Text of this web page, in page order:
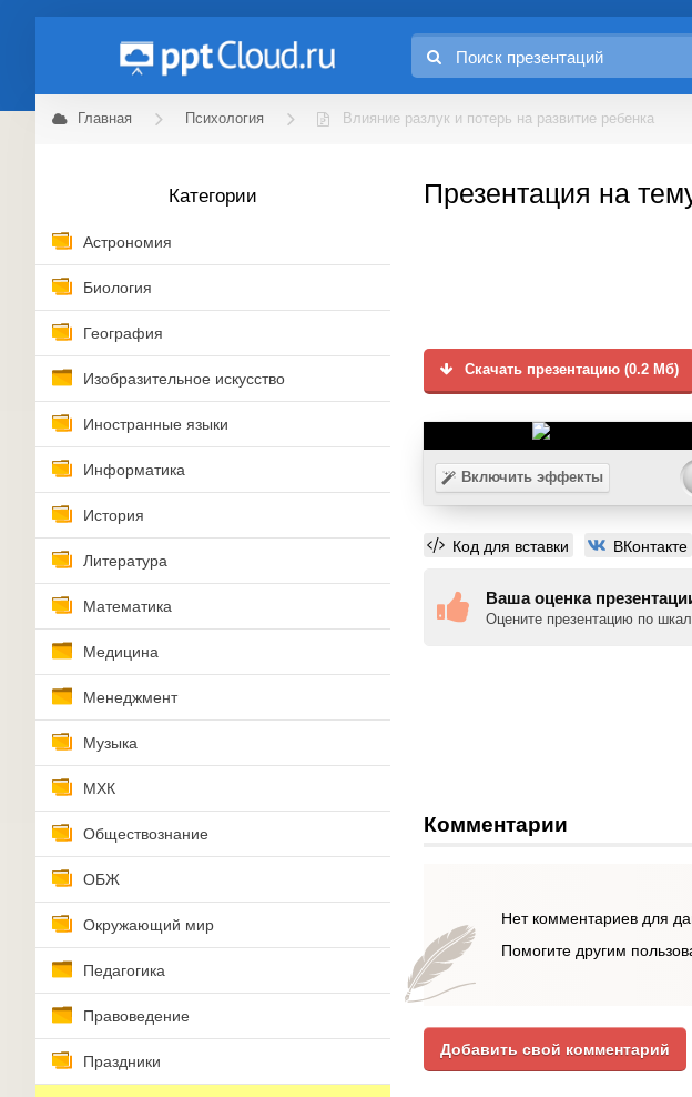
Главная Психология Влияние разлук и потерь на развитие ребенка
Категории
Астрономия
Биология
География
Изобразительное искусство
Иностранные языки
Информатика
История
Литература
Математика
Медицина
Менеджмент
Музыка
МХК
Обществознание
ОБЖ
Окружающий мир
Педагогика
Правоведение
Праздники
Презентация на
Скачать презентацию (0.2 Мб)
Включить эффекты
Код для вставки ВКонтакте
Ваша оценка
Оцените презентацию по
Комментарии
Нет комментариев для
Помогите другим
Добавить свой комментарий